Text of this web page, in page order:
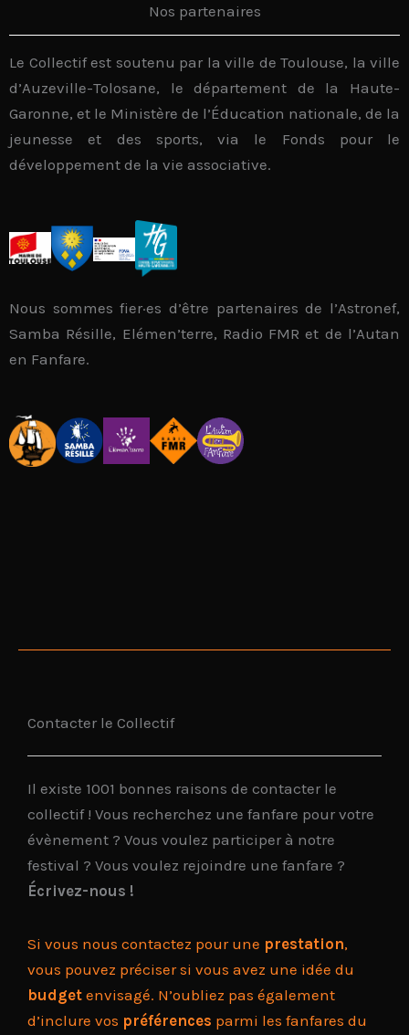
Nos partenaires
Le Collectif est soutenu par la ville de Toulouse, la ville
d’Auzeville-Tolosane, le département de la Haute-
Garonne, et le Ministère de l’Éducation nationale, de la
jeunesse et des sports, via le Fonds pour le
développement de la vie associative.
Nous sommes fier·es d’être partenaires de l’Astronef,
Samba Résille, Elémen’terre, Radio FMR et de l’Autan
en Fanfare.
Contacter le Collectif
Il existe 1001 bonnes raisons de contacter le
collectif ! Vous recherchez une fanfare pour votre
évènement ? Vous voulez participer à notre
festival ? Vous voulez rejoindre une fanfare ?
Écrivez-nous !
Si vous nous contactez pour une prestation,
vous pouvez préciser si vous avez une idée du
budget envisagé. N’oubliez pas également
d’inclure vos préférences parmi les fanfares du